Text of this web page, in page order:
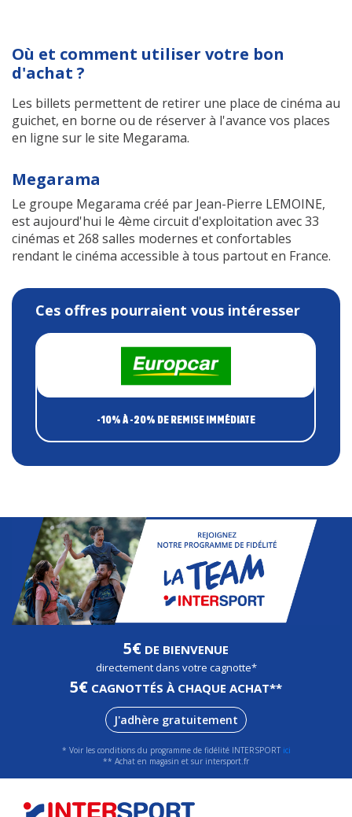
Où et comment utiliser votre bon
d'achat ?
Les billets permettent de retirer une place de cinéma au
guichet, en borne ou de réserver à l'avance vos places
en ligne sur le site Megarama.
Megarama
Le groupe Megarama créé par Jean-Pierre LEMOINE,
est aujourd'hui le 4ème circuit d'exploitation avec 33
cinémas et 268 salles modernes et confortables
rendant le cinéma accessible à tous partout en France.
Ces offres pourraient vous intéresser
-10% À -20% DE REMISE IMMÉDIATE
5€ DE BIENVENUE
directement dans votre cagnotte*
5€ CAGNOTTÉS À CHAQUE ACHAT**
J'adhère gratuitement
* Voir les conditions du programme de fidélité INTERSPORT ici
** Achat en magasin et sur intersport.fr